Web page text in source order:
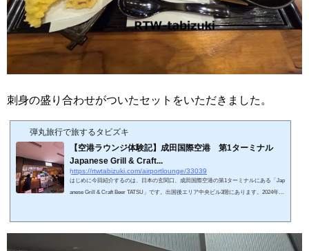
刺身の盛り合わせがついたセットをいただきました。
弾丸旅行で旅するタビズキ
【空港ラウンジ体験記】成田国際空港 第1ターミナル
Japanese Grill & Craft...
https://rtwtabizuki.com/airportlounge/33039
はじめに今回紹介するのは、日本の玄関口、成田国際空港の第1ターミナルにある「Jap
anese Grill & Craft Beer TATSU」です。出国後エリア中央ビル3階にあります。2024年6
ステムとそのカードを指します。プライオリティ・パスのカードがあれば、世界中の提